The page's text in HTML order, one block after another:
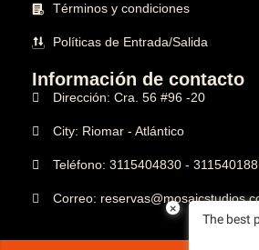
Términos y condiciones
Políticas de Entrada/Salida
Información de contacto
Dirección: Cra. 56 #96 -20
City: Riomar - Atlántico
Teléfono: 3115404830 -
Correo:
×
The best